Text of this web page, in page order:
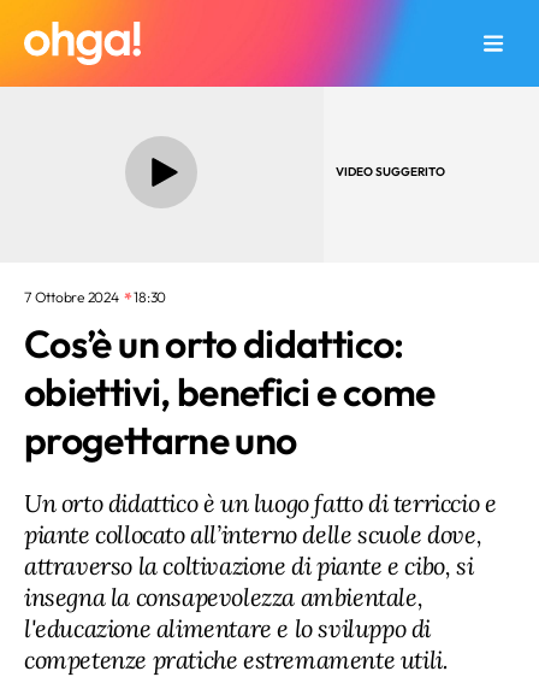
VIDEO SUGGERITO
7 Ottobre 2024 18:30
Cos’è un orto didattico:
obiettivi, benefici e come
progettarne uno
Un orto didattico è un luogo fatto di terriccio e
piante collocato all’interno delle scuole dove,
attraverso la coltivazione di piante e cibo, si
insegna la consapevolezza ambientale,
l'educazione alimentare e lo sviluppo di
competenze pratiche estremamente utili.